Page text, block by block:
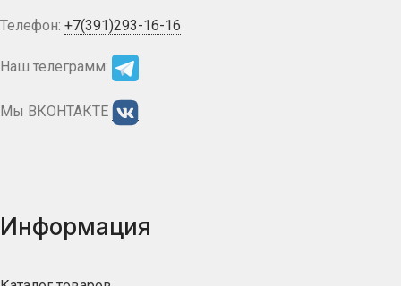
Телефон: +7(391)293-16-16
Наш телеграмм:
Мы ВКОНТАКТЕ
Информация